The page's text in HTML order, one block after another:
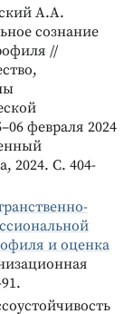
А.А.
сознание
//
февраля 2024
2024. С. 404-
и оценка